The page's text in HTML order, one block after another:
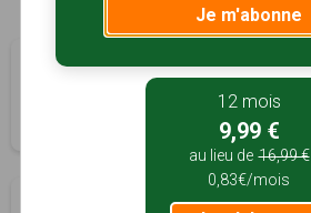
Tirelouseà 285m
Thorigny-sur-Oreuse, Yonne (89)
à 295m
Je m'abonne
12 mois
9,99 €
au lieu de 16,99 €
0,83€/mois